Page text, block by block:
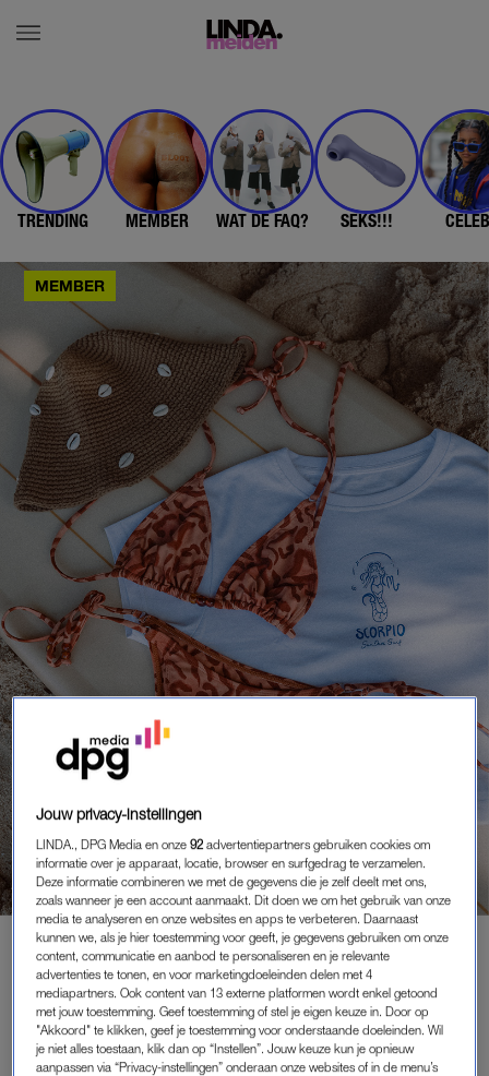
TRENDING MEMBER WAT DE FAQ? SEKS!!!
CHANNEL JE INNER SURFERGIRL: WIN
EEN BEACHY KLEDINGSET T.W.V. 215
EURO VAN DÍT SWIMWEARMERK
MEMBER
LEES VERDER ALS
MEMBER
Jouw privacy-instellingen
LINDA., DPG Media en onze92 advertentiepartners gebruiken cookies om
informatie over je apparaat, locatie, browser en surfgedrag te verzamelen.
Deze informatie combineren we met de gegevens die je zelf deelt met ons,
zoals wanneer je een account aanmaakt. Dit doen we om het gebruik van onze
media te analyseren en onze websites en apps te verbeteren. Daarnaast
kunnen we, als je hier toestemming voor geeft, je gegevens gebruiken om onze
content, communicatie en aanbod te personaliseren en je relevante
advertenties te tonen, en voor marketingdoeleinden delen met 4
mediapartners. Ook content van 13 externe platformen wordt enkel getoond
met jouw toestemming. Geef toestemming of stel je eigen keuze in. Door op
"Akkoord" te klikken, geef je toestemming voor onderstaande doeleinden. Wil
je niet alles toestaan, klik dan op “Instellen”. Jouw keuze kun je opnieuw
aanpassen via “Privacy-instellingen” onderaan onze websites of in de menu’s